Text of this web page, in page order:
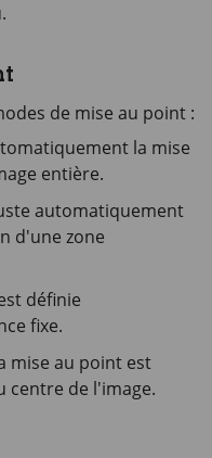
de mise au point :
la mise
entière.
automatiquement
d'une zone
définie
fixe.
mise au point est
centre de l'image.